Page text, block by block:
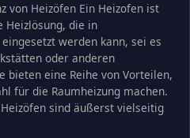
von Heizöfen Ein Heizofen ist
Heizlösung, die in
werden kann, sei es
oder anderen
bieten eine Reihe von Vorteilen,
für die Raumheizung machen.
sind äußerst vielseitig